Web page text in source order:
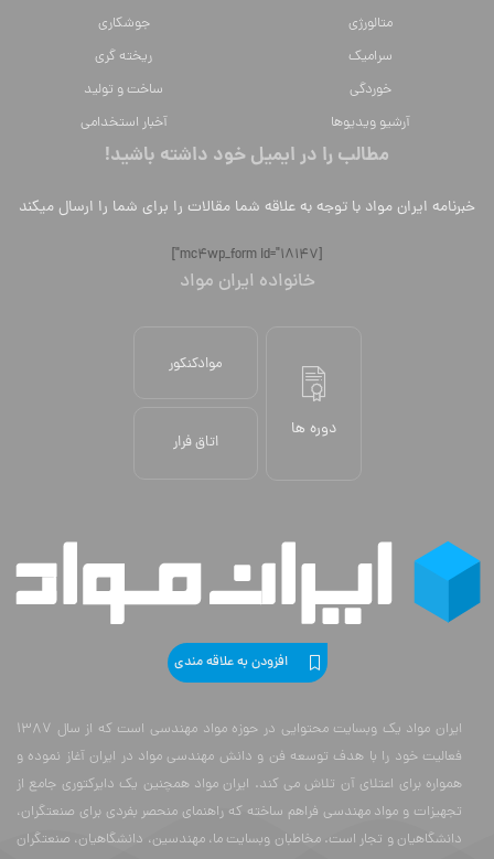
متالورژي
جوشکاری
سراميك
ریخته گری
خوردگی
ساخت و تولید
آرشیو ویدیوها
آخبار استخدامی
مطالب را در ایمیل خود داشته باشید!
خبرنامه ایران مواد با توجه به علاقه شما مقالات را برای شما را ارسال میکند
[mc4wp_form id="18147"]
خانواده ایران مواد
دوره ها
موادکنکور
اتاق فرار
افزودن به علاقه مندی
ایران مواد یک وبسایت محتوایی در حوزه مواد مهندسی است که از سال 1387
فعالیت خود را با هدف توسعه فن و دانش مهندسی مواد در ایران آغاز نموده و
همواره برای اعتلای آن تلاش می کند. ایران مواد همچنین یک دایرکتوری جامع از
تجهیزات و مواد مهندسی فراهم ساخته که راهنمای منحصر بفردی برای صنعتگران،
دانشگاهیان و تجار است. مخاطبان وبسایت ما، مهندسین، دانشگاهیان، صنعتگران